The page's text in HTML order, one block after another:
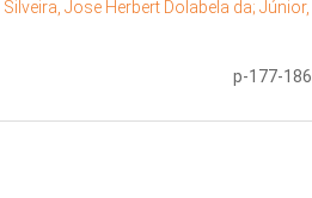
Silveira, Jose Herbert Dolabela da; Júnior,
p-177-186